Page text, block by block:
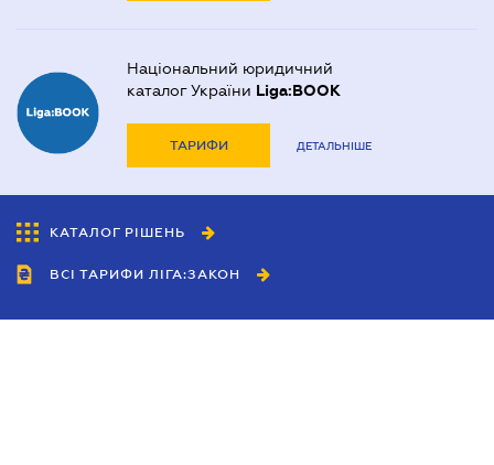
Національний юридичний
каталог України Liga:BOOK
ТАРИФИ ДЕТАЛЬНІШЕ
КАТАЛОГ РІШЕНЬ
ВСІ ТАРИФИ ЛІГА:ЗАКОН